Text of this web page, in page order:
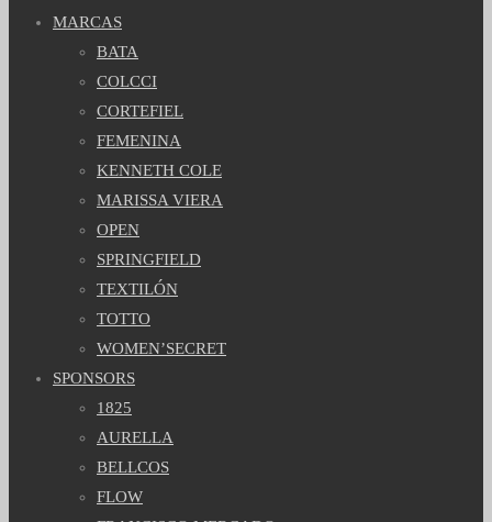
MARCAS
BATA
COLCCI
CORTEFIEL
FEMENINA
KENNETH COLE
MARISSA VIERA
OPEN
SPRINGFIELD
TEXTILÓN
TOTTO
WOMEN’SECRET
SPONSORS
1825
AURELLA
BELLCOS
FLOW